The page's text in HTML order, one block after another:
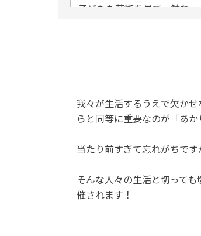
子どもも芸術を見て、触れ
て、学ぶことができる施設
我々が生活するうえで欠か
らと同等に重要なのが「あか
当たり前すぎて忘れがちで
そんな人々の生活と切って
催されます！